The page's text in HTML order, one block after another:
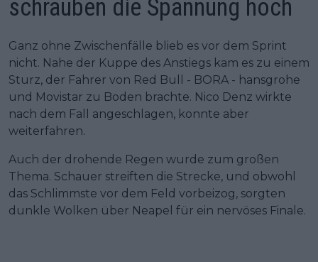
schrauben die Spannung hoch
Ganz ohne Zwischenfälle blieb es vor dem Sprint
nicht. Nahe der Kuppe des Anstiegs kam es zu einem
Sturz, der Fahrer von Red Bull - BORA - hansgrohe
und Movistar zu Boden brachte. Nico Denz wirkte
nach dem Fall angeschlagen, konnte aber
weiterfahren.
Auch der drohende Regen wurde zum großen
Thema. Schauer streiften die Strecke, und obwohl
das Schlimmste vor dem Feld vorbeizog, sorgten
dunkle Wolken über Neapel für ein nervöses Finale.